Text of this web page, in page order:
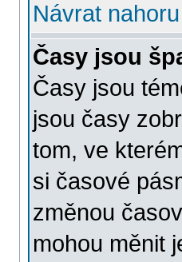
Návrat nahoru
Časy jsou
Časy jsou
jsou časy
tom, ve
si časové
změnou
mohou měnit